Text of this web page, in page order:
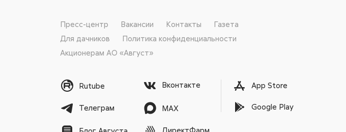
Пресс-центр Вакансии Контакты
Газета
Для дачников
Политика конфиденциальности
Акционерам АО «Август»
Rutube Вконтакте
Телеграм MAX
App Store
Google Play